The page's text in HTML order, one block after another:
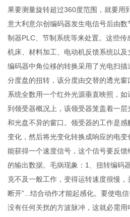
果要测量旋转超过360度范围，就要用
意大利意尔创编码器发生电信号后由
制器PLC、节制系统等来处置。这些传
机床、材料加工、电动机反馈系统以
编码器中角位移的转换采用了光电扫
分度盘的扭转，该分度由交替的透光
系统全数用一个红外光源垂直映照，
到领受器概况上，该领受器笼盖着一
和光盘不异的窗口。领受器的工作是
变化，然后将光变化转换成响应的电
能获得一个速度信号，这个信号要反
的输出数据。毛病现象：1、扭转编码
克不及一般工作，变得运转速度很慢，
断开”...结合动作才能起感化。要使电
没有任何关扰的方波脉冲，这就必需